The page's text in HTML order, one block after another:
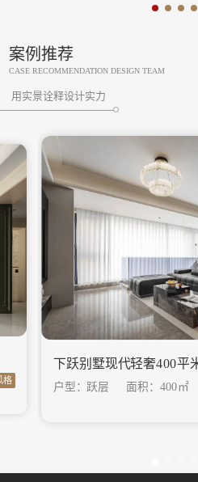
案例推荐
CASE RECOMMENDATION DESIGN TEAM
用实景诠释设计实力
下跃别墅现代轻奢400平
户型：跃层 面积： 400㎡
格